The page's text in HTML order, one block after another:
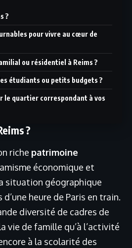
?
pour vivre au cœur de
ou résidentiel à Reims ?
étudiants ou petits budgets ?
le quartier correspondant à vos
?
riche patrimoine
économique et
situation géographique
heure de Paris en train.
diversité de cadres de
vie de famille qu’à l’activité
à la scolarité des